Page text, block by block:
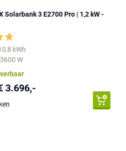
Solarbank 3 E2700 Pro | 1,2 kW -
kWh
W
3.696,-